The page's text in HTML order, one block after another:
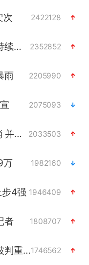
次 2422128
上半年我国经营主体结构持续优化 2352852
雨 2205990
2075093
国足U17与阿森纳决赛取消 并列冠军 2033503
万 1982160
4强 1946409
者 1808707
上门女婿出轨女邻居多年被判重婚罪1746562